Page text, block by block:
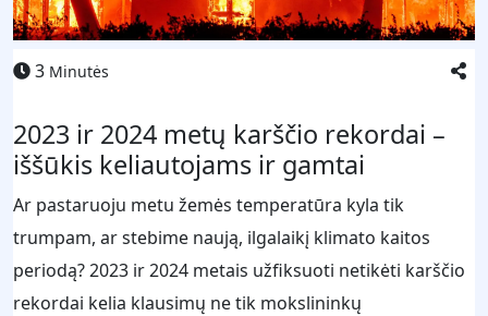
3 Minutės
2023 ir 2024 metų karščio rekordai –
iššūkis keliautojams ir gamtai
Ar pastaruoju metu žemės temperatūra kyla tik
trumpam, ar stebime naują, ilgalaikį klimato kaitos
periodą? 2023 ir 2024 metais užfiksuoti netikėti karščio
rekordai kelia klausimų ne tik mokslininkų